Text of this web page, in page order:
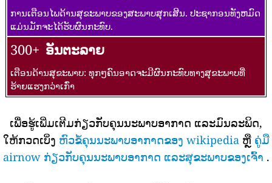
ການເຕືອນໄພດ້ານສຸຂະພາບຂອງສະພາບສຸກເສີນ. ປະຊາກອນທັງຫມົດ
ແມ່ນມັກຈະໄດ້ຮັບຜົນກະທົບ.
300+ ອັນຕະລາຍ
ເຕືອນດ້ານສຸຂະພາບ: ທຸກໆຄົນອາດຈະມີຜົນກະທົບທາງສຸຂະພາບທີ່
ຮ້າຍແຮງກວ່າເກົ່າ
ເພື່ອຮູ້ເພີ່ມເຕີມກ່ຽວກັບຄຸນນະພາບອາກາດ ແລະມົນລະພິດ,
ໃຫ້ກວດເບິ່ງ ຫົວຂໍ້ຄຸນນະພາບອາກາດຂອງ wikipediaຫຼື ຄູ່ມື
airnow ກ່ຽວກັບຄຸນນະພາບອາກາດ ແລະສຸຂະພາບຂອງເຈົ້າ .